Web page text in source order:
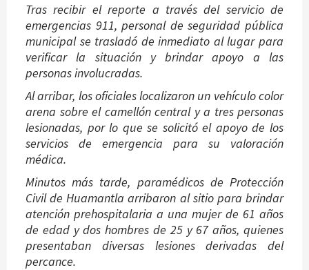
Tras recibir el reporte a través del servicio de
emergencias 911, personal de seguridad pública
municipal se trasladó de inmediato al lugar para
verificar la situación y brindar apoyo a las
personas involucradas.
Al arribar, los oficiales localizaron un vehículo color
arena sobre el camellón central y a tres personas
lesionadas, por lo que se solicitó el apoyo de los
servicios de emergencia para su valoración
médica.
Minutos más tarde, paramédicos de Protección
Civil de Huamantla arribaron al sitio para brindar
atención prehospitalaria a una mujer de 61 años
de edad y dos hombres de 25 y 67 años, quienes
presentaban diversas lesiones derivadas del
percance.